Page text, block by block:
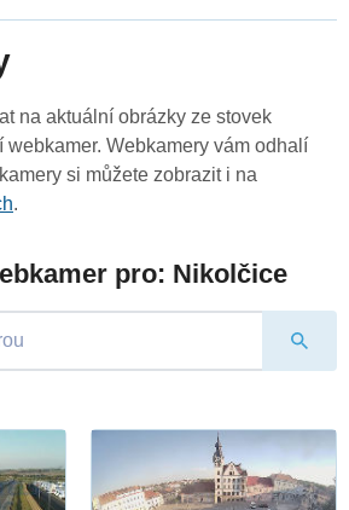
na aktuální obrázky ze stovek
webkamer. Webkamery vám odhalí
si můžete zobrazit i na
.
pro: Nikolčice